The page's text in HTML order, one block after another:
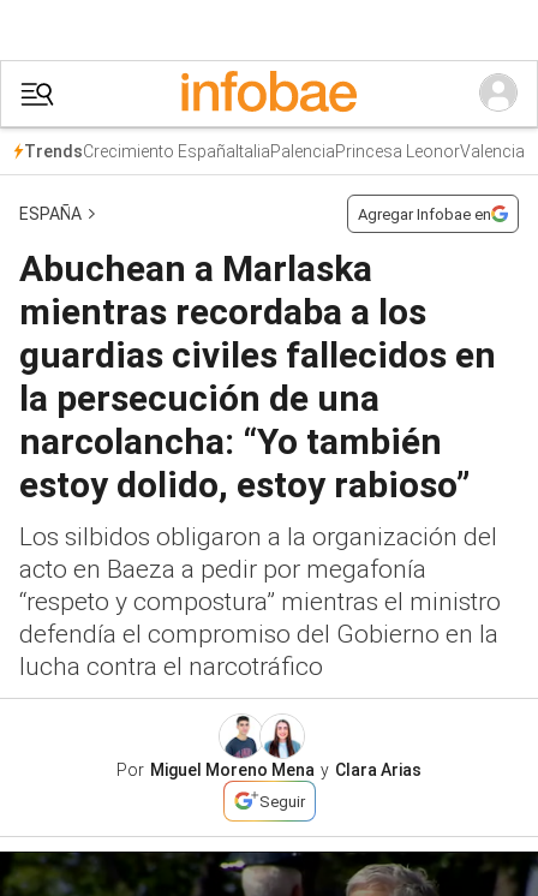
TrendsCrecimiento EspañaItaliaPalenciaPrincesa LeonorValencia
ESPAÑA Agregar Infobae en
Abuchean a Marlaska
mientras recordaba a los
guardias civiles fallecidos en
la persecución de una
narcolancha: “Yo también
estoy dolido, estoy rabioso”
Los silbidos obligaron a la organización del
acto en Baeza a pedir por megafonía
“respeto y compostura” mientras el ministro
defendía el compromiso del Gobierno en la
lucha contra el narcotráfico
Por Miguel Moreno Mena y Clara Arias
Seguir